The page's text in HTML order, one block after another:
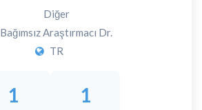
Diğer
Bağımsız Araştırmacı Dr.
TR
1 1